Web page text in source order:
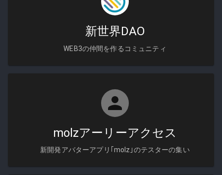
新世界DAO
WEB3の仲間を作るコミュニティ
molzアーリーアクセス
新開発アバターアプリ｢molz｣のテスターの集い